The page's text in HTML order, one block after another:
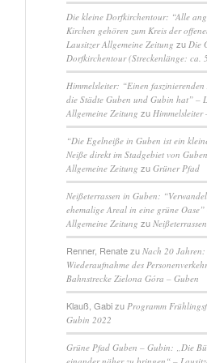
Die kleine Dorfkirchentour: “Alle
Kirchen gehören zum Kreis der
Lausitzer Allgemeine Zeitung zu Die
Dorfkirchentour (Streckenlänge: ca.
Himmelsleiter: “Einen
die Städte Guben und Gubin hat” –
Allgemeine Zeitung zu Himmelsleiter
“Die Egelneiße in Guben ist ein
Neiße direkt im Stadgebiet von
Allgemeine Zeitung zuGrüner Pfad
Neißeterrassen in Guben:
ehemalige Areal in eine grüne
Allgemeine Zeitung zu
Renner, RenatezuNach 20 Jahren:
Wiederaufnahme des
Bahnstrecke Zielona Góra – Guben
Klauß, Gabizu Programm
Gubin 2022
Grüne Pfad Guben – Gubin: „Die